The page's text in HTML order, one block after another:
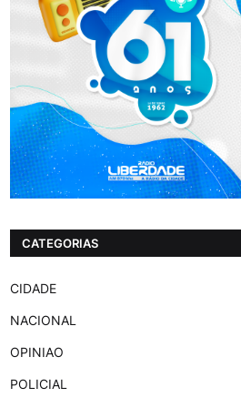
CATEGORIAS
CIDADE
NACIONAL
OPINIAO
POLICIAL